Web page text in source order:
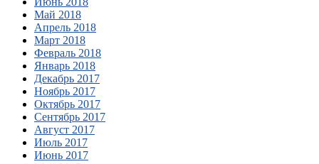
Май 2018
Апрель 2018
Март 2018
Февраль 2018
Январь 2018
Декабрь 2017
Ноябрь 2017
Октябрь 2017
Сентябрь 2017
Август 2017
Июль 2017
Июнь 2017